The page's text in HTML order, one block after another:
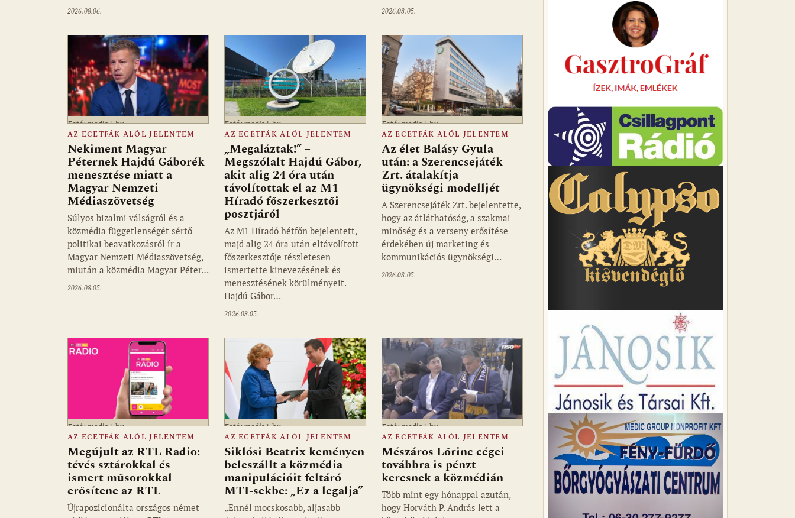
2026.08.06. 2026.08.05.
Fotó: media1.hu
AZ ECETFÁK ALÓL JELENTEM
Nekiment Magyar
Péternek Hajdú Gáborék
menesztése miatt a
Magyar Nemzeti
Médiaszövetség
Súlyos bizalmi válságról és a
közmédia függetlenségét sértő
politikai beavatkozásról ír a
Magyar Nemzeti Médiaszövetség,
miután a közmédia Magyar Péter…
2026.08.05.
Fotó: media1.hu
AZ ECETFÁK ALÓL JELENTEM
„Megaláztak!” –
Megszólalt Hajdú Gábor,
akit alig 24 óra után
távolítottak el az M1
Híradó főszerkesztői
posztjáról
Az M1 Híradó hétfőn bejelentett,
majd alig 24 óra után eltávolított
főszerkesztője részletesen
ismertette kinevezésének és
menesztésének körülményeit.
Hajdú Gábor…
2026.08.05.
Fotó: media1.hu
AZ ECETFÁK ALÓL JELENTEM
Az élet Balásy Gyula
után: a Szerencsejáték
Zrt. átalakítja
ügynökségi modelljét
A Szerencsejáték Zrt. bejelentette,
hogy az átláthatóság, a szakmai
minőség és a verseny erősítése
érdekében új marketing és
kommunikációs ügynökségi…
2026.08.05.
Fotó: media1.hu
AZ ECETFÁK ALÓL JELENTEM
Megújult az RTL Radio:
tévés sztárokkal és
ismert műsorokkal
erősítene az RTL
Újrapozicionálta országos német
Fotó: media1.hu
AZ ECETFÁK ALÓL JELENTEM
Siklósi Beatrix keményen
beleszállt a közmédia
manipulációit feltáró
MTI-sekbe: „Ez a legalja”
„Ennél mocskosabb, aljasabb
Fotó: media1.hu
AZ ECETFÁK ALÓL JELENTEM
Mészáros Lőrinc cégei
továbbra is pénzt
keresnek a közmédián
Több mint egy hónappal azután,
hogy Horváth P. András lett a